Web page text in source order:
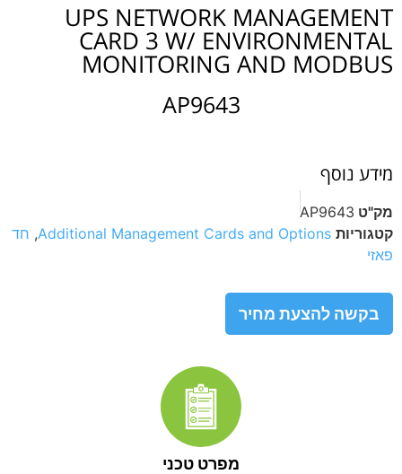
UPS NETWORK MANAGEMENT
CARD 3 W/ ENVIRONMENTAL
MONITORING AND MODBUS
AP9643
מידע נוסף
מק"ט AP9643
קטגוריות Additional Management Cards and Options
, חד
פאזי
בקשה להצעת מחיר
מפרט טכני